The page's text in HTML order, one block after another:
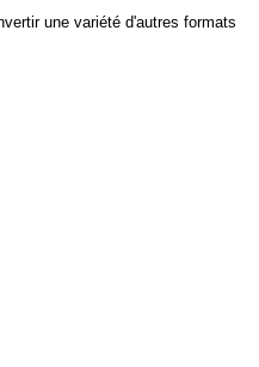
une variété d'autres formats